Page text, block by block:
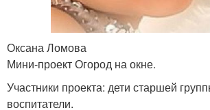
Оксана Ломова
Мини-проект Огород на окне.
Участники проекта: дети старшей
воспитатели.